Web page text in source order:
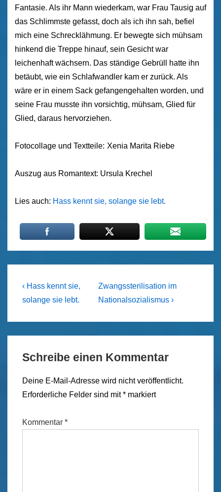
Fantasie. Als ihr Mann wiederkam, war Frau Tausig auf
das Schlimmste gefasst, doch als ich ihn sah, befiel
mich eine Schrecklähmung. Er bewegte sich mühsam
hinkend die Treppe hinauf, sein Gesicht war
leichenhaft wächsern. Das ständige Gebrüll hatte ihn
betäubt, wie ein Schlafwandler kam er zurück. Als
wäre er in einem Sack gefangengehalten worden, und
seine Frau musste ihn vorsichtig, mühsam, Glied für
Glied, daraus hervorziehen.
Fotocollage und Textteile: Xenia Marita Riebe
Auszug aus Romantext: Ursula Krechel
Lies auch: Hass kennt sie, solange sie lebt.
Beitragsnavigation
Previous
Post
‹ Hass kennt sie,
solange sie lebt.
Next
Post
Zwangssterilisation im
Nationalsozialismus ›
Schreibe einen Kommentar
Deine E-Mail-Adresse wird nicht veröffentlicht.
Erforderliche Felder sind mit* markiert
Kommentar *